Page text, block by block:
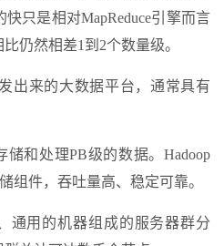
只是相对MapReduce引擎而言
仍然相差1到2个数量级。
出来的大数据平台，通常具有
和处理PB级的数据。Hadoop
组件，吞吐量高、稳定可靠。
通用的机器组成的服务器群分